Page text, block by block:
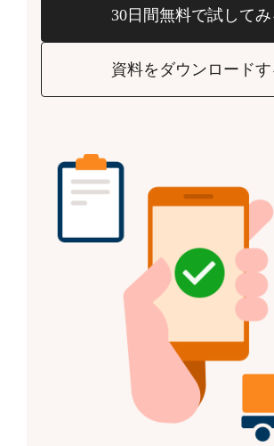
30日間無料で試してみ
資料をダウンロードす